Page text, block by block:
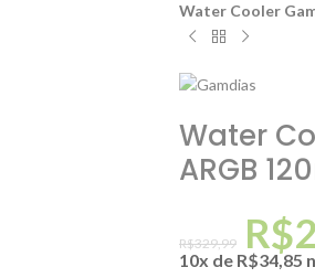
Water Cooler
Water
ARGB
R$329,99 R$
10x de R$34,85